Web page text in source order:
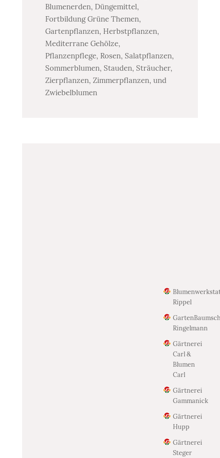
Blumenerden, Düngemittel,
Fortbildung Grüne Themen,
Gartenpflanzen, Herbstpflanzen,
Mediterrane Gehölze,
Pflanzenpflege, Rosen, Salatpflanzen,
Sommerblumen, Stauden, Sträucher,
Zierpflanzen, Zimmerpflanzen, und
Zwiebelblumen
Rippel
Ringelmann
Gärtnerei
Carl &
Blumen
Carl
Gärtnerei
Gammanick
Gärtnerei
Hupp
Gärtnerei
Steger